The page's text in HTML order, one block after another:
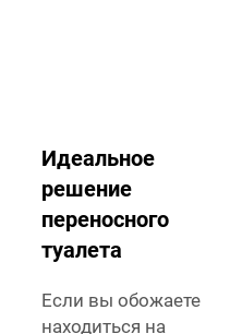
Идеальное
решение
переносного
туалета
Если вы обожаете
находиться на